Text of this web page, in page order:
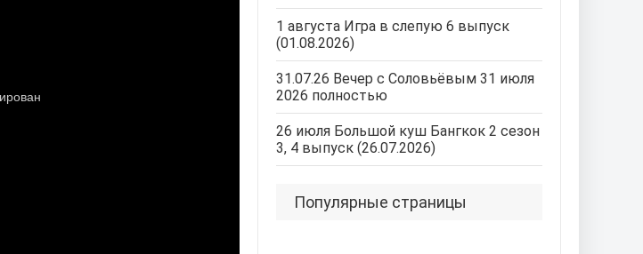
1 августа Игра в слепую 6 выпуск
(01.08.2026)
31.07.26 Вечер с Соловьёвым 31 июля
2026 полностью
26 июля Большой куш Бангкок 2 сезон
3, 4 выпуск (26.07.2026)
Популярные страницы